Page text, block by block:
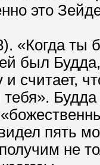
это
«Когда ты
был
считает,
пять
не